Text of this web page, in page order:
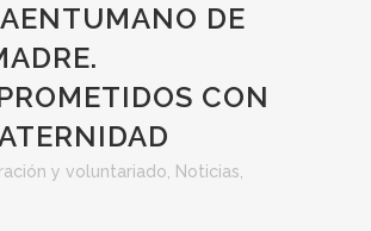
DE
CON
y voluntariado Noticias